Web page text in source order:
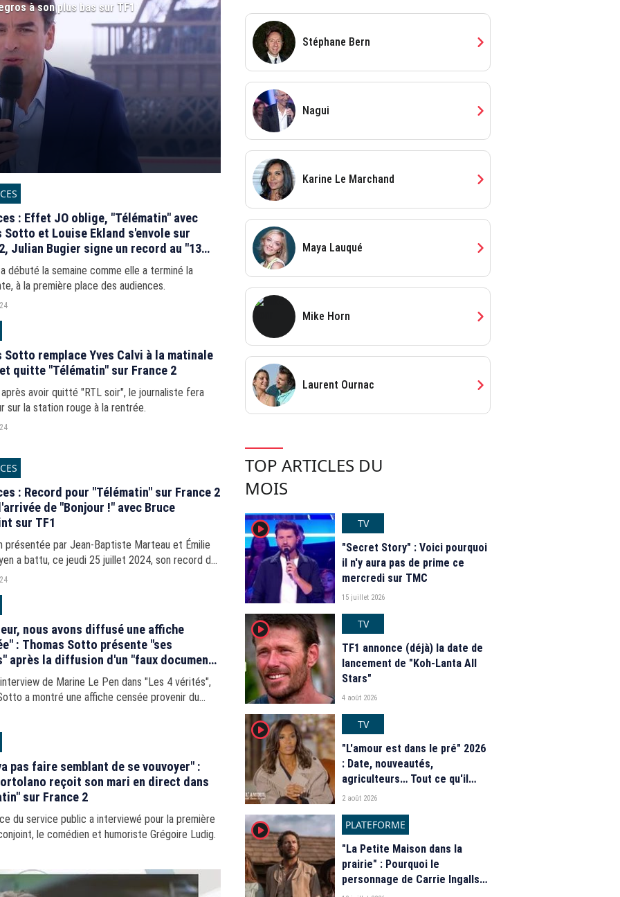
à son plus bas sur TF1
: Effet JO oblige, "Télématin" avec
Sotto et Louise Ekland s'envole sur
Julian Bugier signe un record au "13
débuté la semaine comme elle a terminé la
à la première place des audiences.
Sotto remplace Yves Calvi à la matinale
quitte "Télématin" sur France 2
après avoir quitté "RTL soir", le journaliste fera
sur la station rouge à la rentrée.
: Record pour "Télématin" sur France 2
de "Bonjour !" avec Bruce
sur TF1
présentée par Jean-Baptiste Marteau et Émilie
a battu, ce jeudi 25 juillet 2024, son record de
de l'année 2024.
nous avons diffusé une affiche
: Thomas Sotto présente "ses
après la diffusion d'un "faux document"
sur France 2
de Marine Le Pen dans "Les 4 vérités",
a montré une affiche censée provenir du
national. C'était en fait un visuel parodique.
pas faire semblant de se vouvoyer" :
reçoit son mari en direct dans
sur France 2
du service public a interviewé pour la première
le comédien et humoriste Grégoire Ludig.
Stéphane Bern chevron_right
Nagui chevron_right
Karine Le Marchand chevron_right
Maya Lauqué chevron_right
Mike Horn chevron_right
Laurent Ournac chevron_right
TOP ARTICLES DU
MOIS
player2
TV
"Secret Story" : Voici pourquoi
il n'y aura pas de prime ce
mercredi sur TMC
15 juillet 2026
player2
TV
TF1 annonce (déjà) la date de
lancement de "Koh-Lanta All
Stars"
4 août 2026
player2
TV
"L'amour est dans le pré" 2026
: Date, nouveautés,
agriculteurs… Tout ce qu'il
faut savoir sur la saison 21 du
2 août 2026
player2
PLATEFORME
"La Petite Maison dans la
prairie" : Pourquoi le
personnage de Carrie Ingalls
est absente de la nouvelle